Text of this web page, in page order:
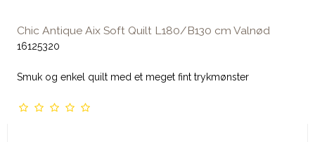
Chic Antique Aix Soft Quilt L180/B130 cm Valnød
16125320
Smuk og enkel quilt med et meget fint trykmønster